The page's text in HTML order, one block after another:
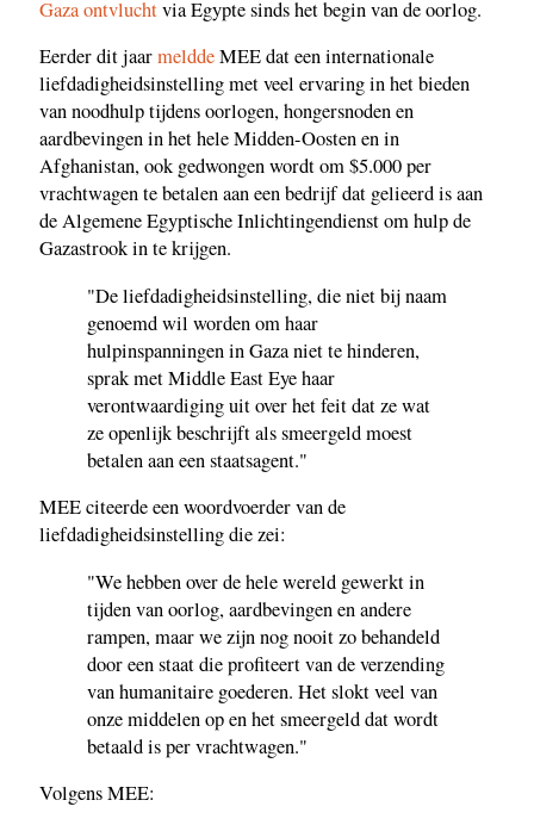
Gaza ontvluchtvia Egypte sinds het begin van de oorlog.
Eerder dit jaarmelddeMEE dat een internationale
liefdadigheidsinstelling met veel ervaring in het bieden
van noodhulp tijdens oorlogen, hongersnoden en
aardbevingen in het hele Midden-Oosten en in
Afghanistan, ook gedwongen wordt om $5.000 per
vrachtwagen te betalen aan een bedrijf dat gelieerd is aan
de Algemene Egyptische Inlichtingendienst om hulp de
Gazastrook in te krijgen.
"De liefdadigheidsinstelling, die niet bij naam
genoemd wil worden om haar
hulpinspanningen in Gaza niet te hinderen,
sprak met Middle East Eye haar
verontwaardiging uit over het feit dat ze wat
ze openlijk beschrijft als smeergeld moest
betalen aan een staatsagent."
MEE citeerde een woordvoerder van de
liefdadigheidsinstelling die zei:
"We hebben over de hele wereld gewerkt in
tijden van oorlog, aardbevingen en andere
rampen, maar we zijn nog nooit zo behandeld
door een staat die profiteert van de verzending
van humanitaire goederen. Het slokt veel van
onze middelen op en het smeergeld dat wordt
betaald is per vrachtwagen."
Volgens MEE: